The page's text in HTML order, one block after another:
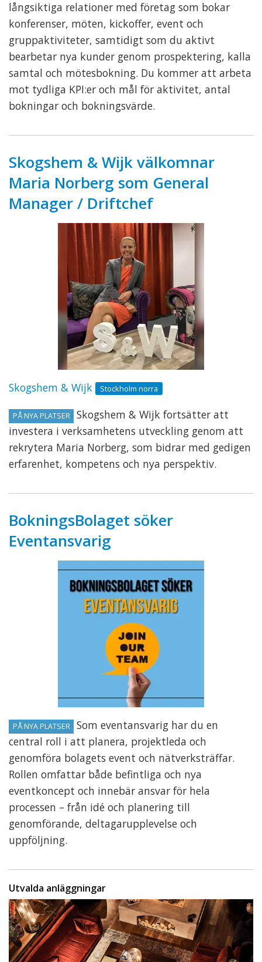
långsiktiga relationer med företag som bokar
konferenser, möten, kickoffer, event och
gruppaktiviteter, samtidigt som du aktivt
bearbetar nya kunder genom prospektering, kalla
samtal och mötesbokning. Du kommer att arbeta
mot tydliga KPI:er och mål för aktivitet, antal
bokningar och bokningsvärde.
Skogshem & Wijk välkomnar
Maria Norberg som General
Manager / Driftchef
Skogshem & Wijk Stockholm norra
PÅ NYA PLATSER
Skogshem & Wijk fortsätter att
investera i verksamhetens utveckling genom att
rekrytera Maria Norberg, som bidrar med gedigen
erfarenhet, kompetens och nya perspektiv.
BokningsBolaget söker
Eventansvarig
PÅ NYA PLATSER
Som eventansvarig har du en
central roll i att planera, projektleda och
genomföra bolagets event och nätverksträffar.
Rollen omfattar både befintliga och nya
eventkoncept och innebär ansvar för hela
processen – från idé och planering till
genomförande, deltagarupplevelse och
uppföljning.
Utvalda anläggningar